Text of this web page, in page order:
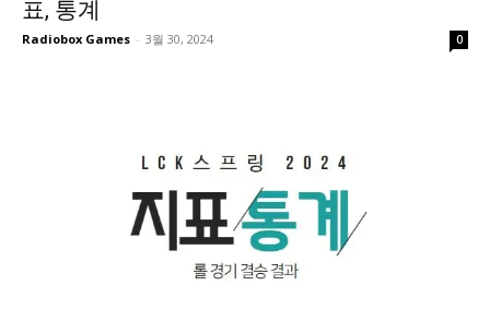
표, 통계
Radiobox Games - 3월 30, 2024 0